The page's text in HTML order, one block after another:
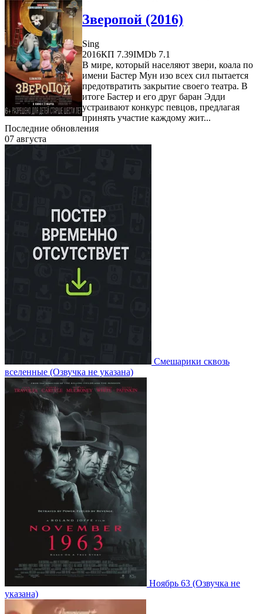
Зверопой (2016)
Sing
2016КП 7.39IMDb 7.1
В мире, который населяют звери, коала по
имени Бастер Мун изо всех сил пытается
предотвратить закрытие своего театра. В
итоге Бастер и его друг баран Эдди
устраивают конкурс певцов, предлагая
принять участие каждому жит...
Последние обновления
07 августа
Смешарики сквозь
вселенные (Озвучка не указана)
Ноябрь 63 (Озвучка не
указана)